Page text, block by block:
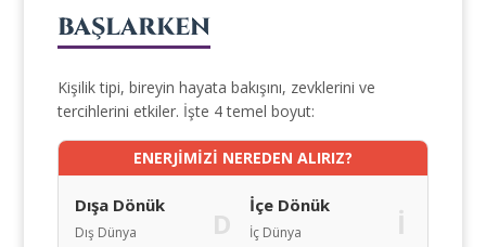
BAŞLARKEN
Kişilik tipi, bireyin hayata bakışını, zevklerini ve
tercihlerini etkiler. İşte 4 temel boyut:
ENERJİMİZİ NEREDEN ALIRIZ?
Dışa Dönük
Dış Dünya D
İçe Dönük
İç Dünya